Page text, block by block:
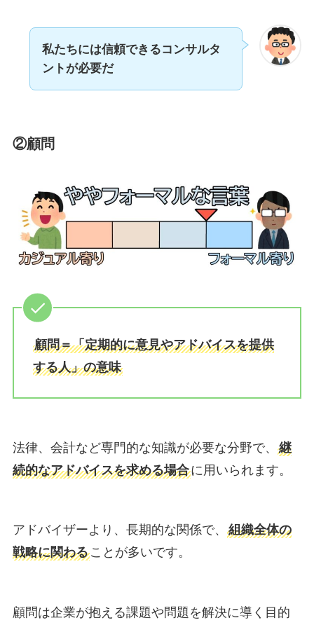
私たちには信頼できるコンサルタ
ントが必要だ
②顧問
顧問＝「定期的に意見やアドバイスを提供
する人」の意味
法律、会計など専門的な知識が必要な分野で、 継
続的なアドバイスを求める場合に用いられます。
アドバイザーより、長期的な関係で、 組織全体の
戦略に関わることが多いです。
顧問は企業が抱える課題や問題を解決に導く目的